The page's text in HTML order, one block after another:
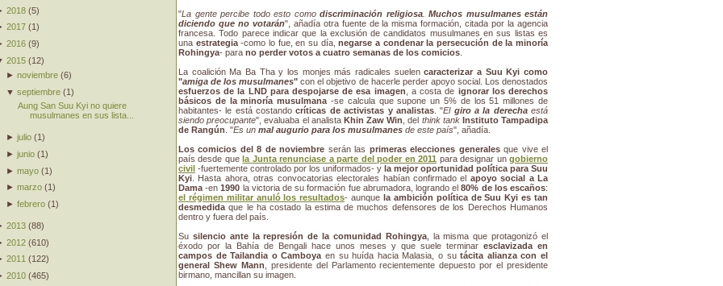
"La gente percibe todo esto como discriminación religiosa. Muchos musulmanes están
diciendo que no votarán", añadía otra fuente de la misma formación, citada por la agencia
francesa. Todo parece indicar que la exclusión de candidatos musulmanes en sus listas es
una estrategia-como lo fue, en su día,negarse a condenar la persecución de la minoría
Rohingya- para no perder votos a cuatro semanas de los comicios
La coalición Ma Ba Tha y los monjes más radicales suelencaracterizar a Suu Kyi como
"amiga de los musulmanes" con el objetivo de hacerle perder apoyo social. Los denostados
esfuerzos de la LND para despojarse de esa imagen , a costa de ignorar los derechos
básicos de la minoría musulmana -se calcula que supone un 5% de los 51 millones de
habitantes- le está costandocríticas de activistas y analistas. "El giro a la derechaestá
siendo preocupante", evaluaba el analista Khin Zaw Win , del think tank Instituto Tampadipa
de Rangún . "Es un mal augurio para los musulmanes de este país", añadía.
Los comicios del 8 de noviembre serán las primeras elecciones generalesque vive el
país desde que la Junta renunciase a parte del poder en 2011 para designar ungobierno
civil -fuertemente controlado por los uniformados- y la mejor oportunidad política para Suu
Kyi . Hasta ahora, otras convocatorias electorales habían confirmado el apoyo social a La
Dama -en1990 la victoria de su formación fue abrumadora, logrando el80% de los escaños:
el régimen militar anuló los resultados- aunque la ambición política de Suu Kyi es tan
desmedida que le ha costado la estima de muchos defensores de los Derechos Humanos
dentro y fuera del país.
Su silencio ante la represión de la comunidad Rohingya, la misma que protagonizó el
éxodo por la Bahía de Bengali hace unos meses y que suele terminar esclavizada en
campos de Tailandia o Camboya en su huída hacia Malasia, o sutácita alianza con el
general Shew Mann , presidente del Parlamento recientemente depuesto por el presidente
birmano, mancillan su imagen.
2018 (5)
2017 (1 )
2016 (9)
2015 (12)
►noviembre (6)
▼septiembre (1)
Aung San Suu Kyi no quiere
musulmanes en sus lista...
►julio (1)
►junio (1)
►mayo (1)
►marzo (1)
►febrero (1)
2013 (88)
2012 (610)
2011 (122)
2010 (465)